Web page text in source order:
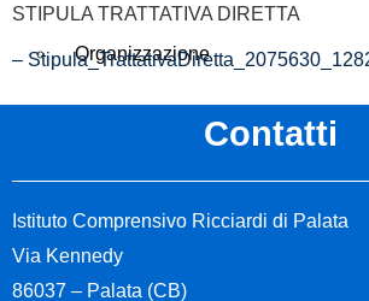
Organizzazione
Presentazione
STIPULA TRATTATIVA DIRETTA
–
Contatti
Istituto Comprensivo Ricciardi di Palata
Via Kennedy
86037 – Palata (CB)